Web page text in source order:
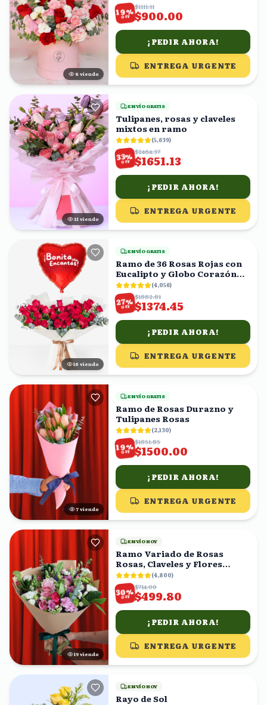
8 viendo
19%
OFF
$1111.11
$900.00
¡PEDIR AHORA!
ENTREGA URGENTE
20 viendo
ENVÍO GRATIS
Tulipanes, rosas y claveles
mixtos en ramo
(5,639)
33%
OFF
$2464.37
$1651.13
¡PEDIR AHORA!
ENTREGA URGENTE
17 viendo
ENVÍO GRATIS
Ramo de 36 Rosas Rojas con
Eucalipto y Globo Corazón
'Bonita Me Encantas!'
(4,056)
27%
OFF
$1882.81
$1374.45
¡PEDIR AHORA!
ENTREGA URGENTE
7 viendo
ENVÍO GRATIS
Ramo de Rosas Durazno y
Tulipanes Rosas
(2,130)
19%
OFF
$1851.85
$1500.00
¡PEDIR AHORA!
ENTREGA URGENTE
18 viendo
ENVÍO HOY
Ramo Variado de Rosas
Rosas, Claveles y Flores
Mixtas con Eucalipto
(4,800)
30%
OFF
$714.00
$499.80
¡PEDIR AHORA!
ENTREGA URGENTE
ENVÍO HOY
Rayo de Sol